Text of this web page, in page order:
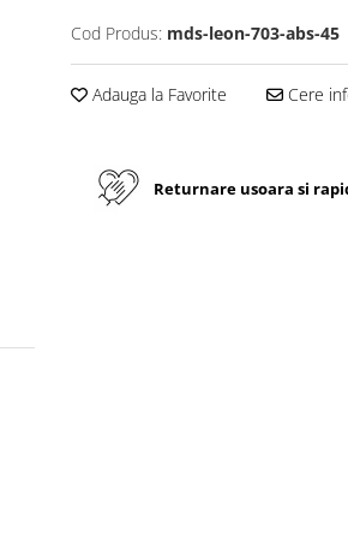
Cod Produs: mds-leon-703-abs-45
Adauga la Favorite Cere
Returnare usoara si